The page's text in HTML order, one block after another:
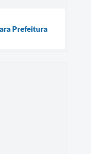
Prefeitura